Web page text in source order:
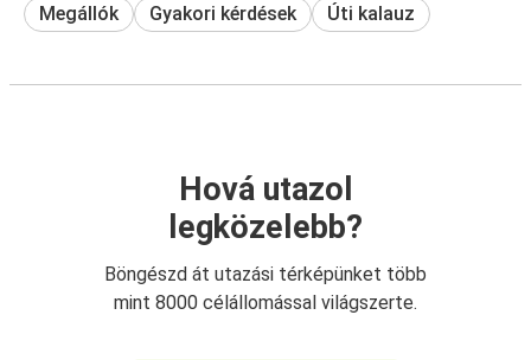
Megállók Gyakori kérdések Úti kalauz
Hová utazol
legközelebb?
Böngészd át utazási térképünket több
mint 8000 célállomással világszerte.